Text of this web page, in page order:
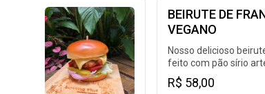
BEIRUTE DE
VEGANO
Nosso delicioso
feito com pão sírio
super crocante
vegano, alface
R$ 58,00